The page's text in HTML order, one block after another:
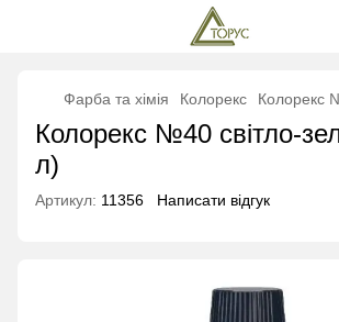
Фарба та хімія Колорекс Колорекс
Колорекс №40 світло-
л)
Артикул: 11356 Написати відгук